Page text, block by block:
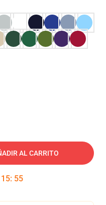
AL CARRITO
15: 54